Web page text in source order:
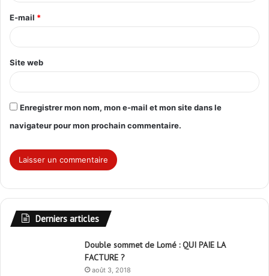
e
*
E-mail *
Site web
Enregistrer mon nom, mon e-mail et mon site dans le
navigateur pour mon prochain commentaire.
Derniers articles
Double sommet de Lomé : QUI PAIE LA
FACTURE ?
août 3, 2018